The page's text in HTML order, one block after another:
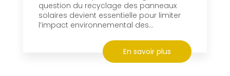
question du recyclage des panneaux
solaires devient essentielle pour limiter
l’impact environnemental des...
En savoir plus